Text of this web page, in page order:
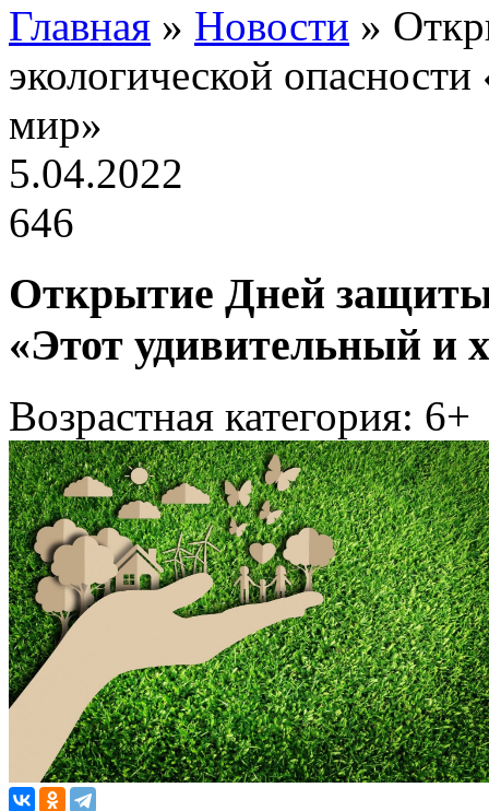
Главная » Новости »
экологической
мир»
5.04.2022
646
Открытие Дней защиты
«Этот удивительный и
Возрастная категория: 6+